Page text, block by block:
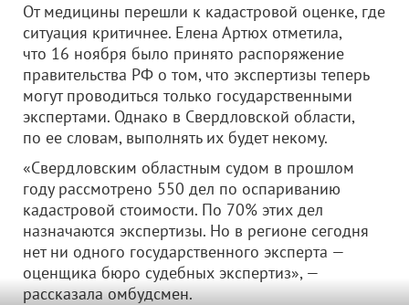
От медицины перешли к кадастровой оценке, где
ситуация критичнее. Елена Артюх отметила,
что 16 ноября было принято распоряжение
правительства РФ о том, что экспертизы теперь
могут проводиться только государственными
экспертами. Однако в Свердловской области,
по ее словам, выполнять их будет некому.
«Свердловским областным судом в прошлом
году рассмотрено 550 дел по оспариванию
кадастровой стоимости. По 70% этих дел
назначаются экспертизы. Но в регионе сегодня
нет ни одного государственного эксперта —
оценщика бюро судебных экспертиз», —
рассказала омбудсмен.